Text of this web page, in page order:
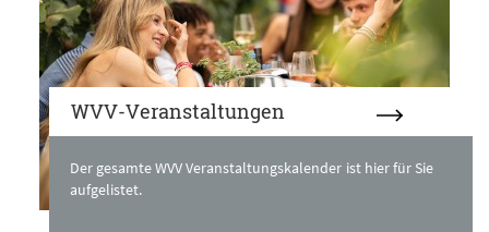
WVV-Veranstaltungen
Der gesamte WVV Veranstaltungskalender ist hier für Sie
aufgelistet.